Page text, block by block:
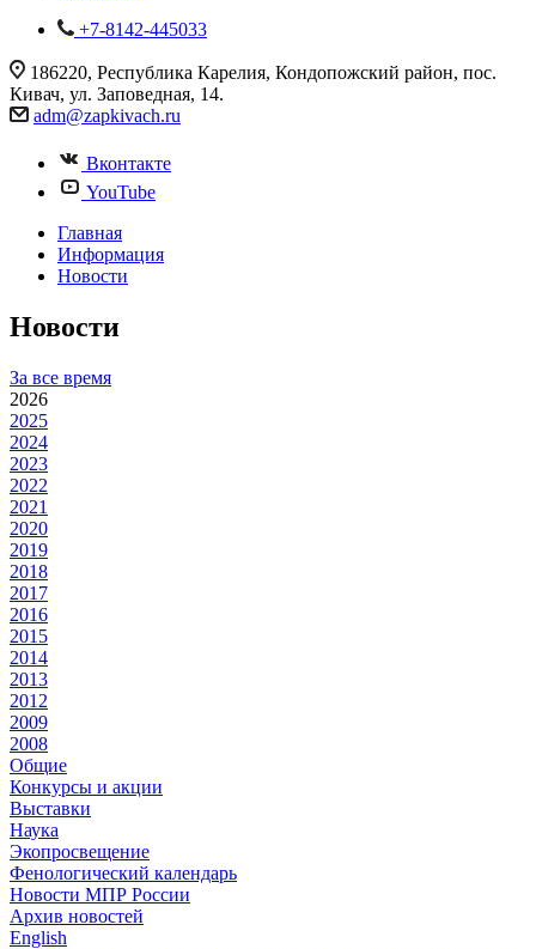
+7-8142-445033
186220, Республика Карелия, Кондопожский район, пос.
Кивач, ул. Заповедная, 14.
adm@zapkivach.ru
Вконтакте
YouTube
Главная
Информация
Новости
Новости
За все время
2026
2025
2024
2023
2022
2021
2020
2019
2018
2017
2016
2015
2014
2013
2012
2009
2008
Общие
Конкурсы и акции
Выставки
Наука
Экопросвещение
Фенологический календарь
Новости МПР России
Архив новостей
English